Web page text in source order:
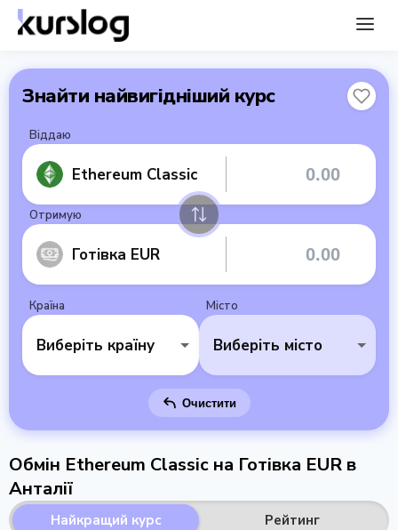
Знайти найвигідніший курс
Віддаю
Ethereum Classic
Отримую
Готівка EUR
Країна
Виберіть країну
Місто
Виберіть місто
Очистити
Обмін Ethereum Classic на Готівка EUR в
Анталії
Найкращий курс Рейтинг